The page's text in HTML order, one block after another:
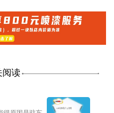
阅读